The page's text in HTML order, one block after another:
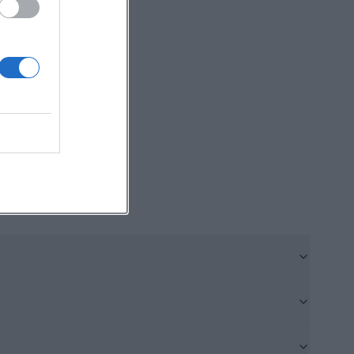
Für
St.-Mang-
Stück
Kirche der
Kauf löste